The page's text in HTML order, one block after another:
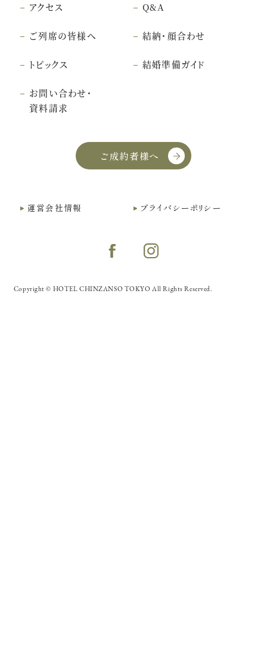
アクセス Q&A
ご列席の皆様へ 結納・顔合わせ
トピックス 結婚準備ガイド
お問い合わせ・
資料請求
ご成約者様へ
運営会社情報 プライバシーポリシー
Copyright © HOTEL CHINZANSO TOKYO All Rights Reserved.